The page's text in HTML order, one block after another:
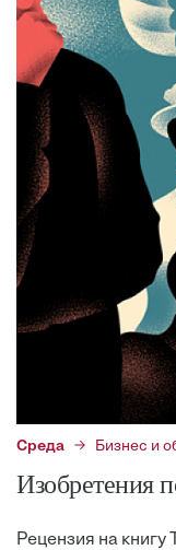
Среда Бизнес и
Изобретения
Рецензия на